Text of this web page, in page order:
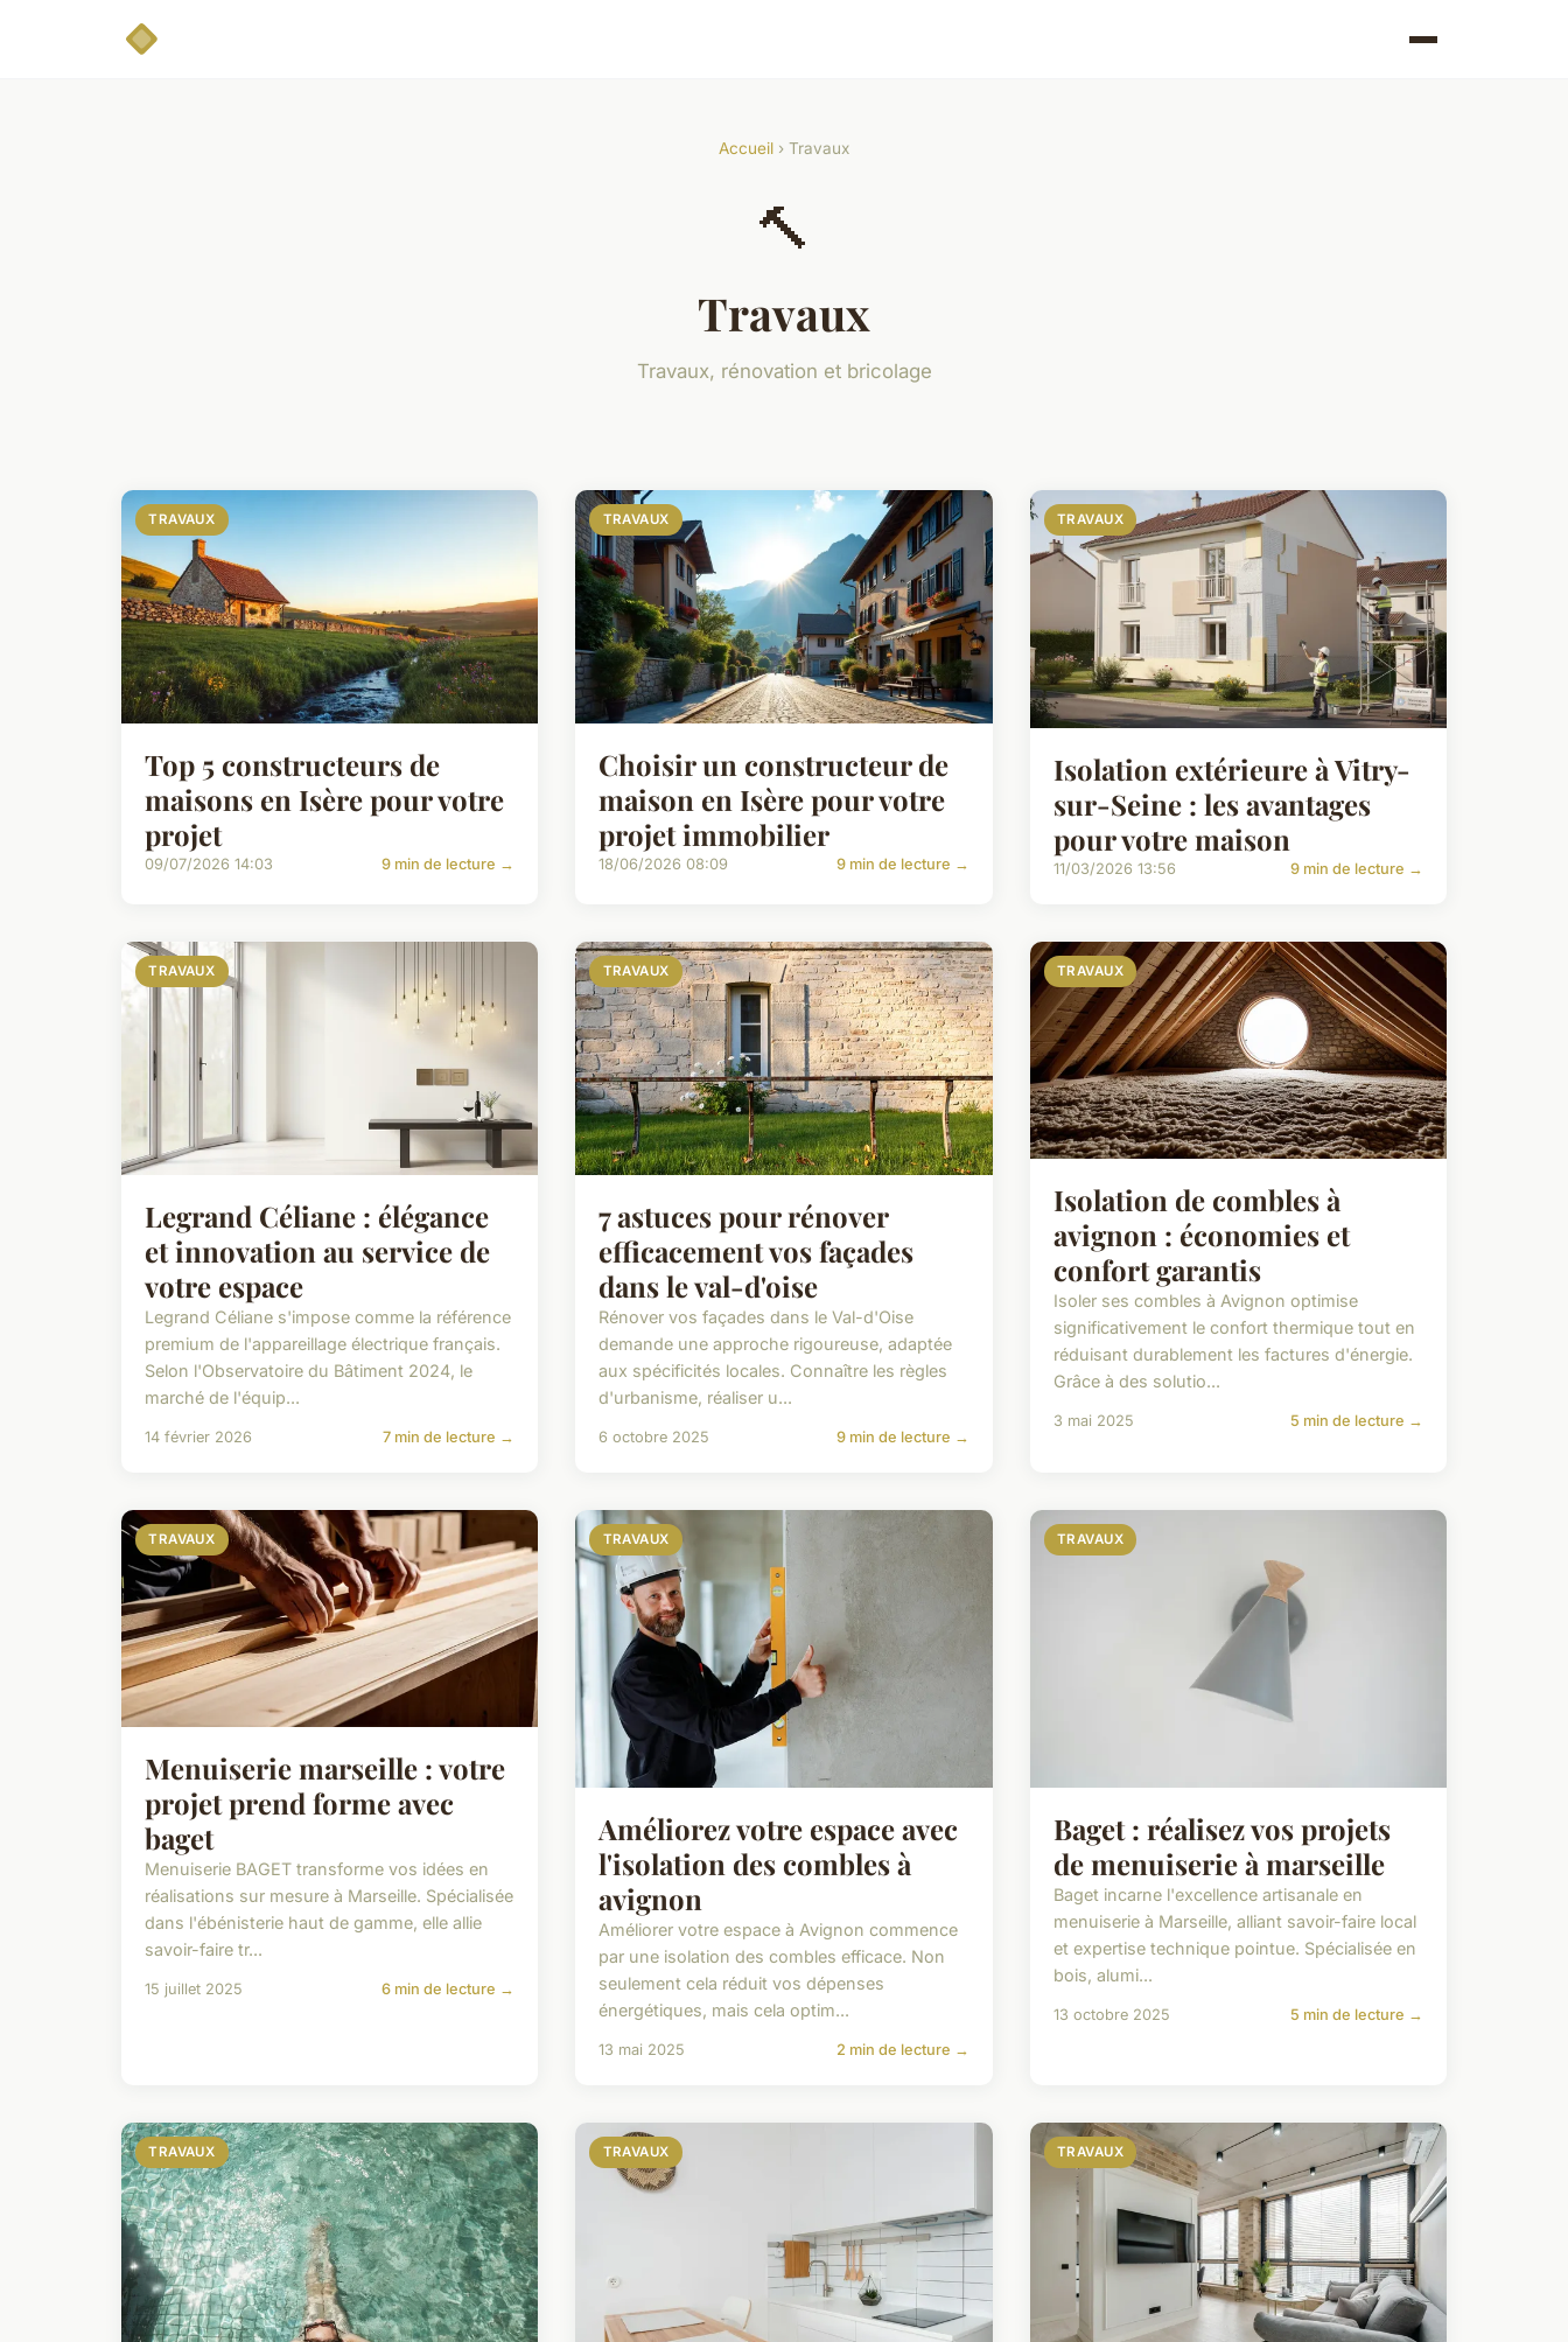
Accueil › Travaux
🔨
Travaux
Travaux, rénovation et bricolage
TRAVAUX
Top 5 constructeurs de
maisons en Isère pour votre
projet
09/07/2026 14:03 9 min de lecture →
TRAVAUX
Choisir un constructeur de
maison en Isère pour votre
projet immobilier
18/06/2026 08:09 9 min de lecture →
TRAVAUX
Isolation extérieure à Vitry-
sur-Seine : les avantages
pour votre maison
11/03/2026 13:56 9 min de lecture →
TRAVAUX
Legrand Céliane : élégance
et innovation au service de
votre espace
Legrand Céliane s'impose comme la référence
premium de l'appareillage électrique français.
Selon l'Observatoire du Bâtiment 2024, le
marché de l'équip...
14 février 2026 7 min de lecture →
TRAVAUX
7 astuces pour rénover
efficacement vos façades
dans le val-d'oise
Rénover vos façades dans le Val-d'Oise
demande une approche rigoureuse, adaptée
aux spécificités locales. Connaître les règles
d'urbanisme, réaliser u...
6 octobre 2025 9 min de lecture →
TRAVAUX
Isolation de combles à
avignon : économies et
confort garantis
Isoler ses combles à Avignon optimise
significativement le confort thermique tout en
réduisant durablement les factures d'énergie.
Grâce à des solutio...
3 mai 2025 5 min de lecture →
TRAVAUX
Menuiserie marseille : votre
projet prend forme avec
baget
Menuiserie BAGET transforme vos idées en
réalisations sur mesure à Marseille. Spécialisée
dans l'ébénisterie haut de gamme, elle allie
savoir-faire tr...
15 juillet 2025 6 min de lecture →
TRAVAUX
Améliorez votre espace avec
l'isolation des combles à
avignon
Améliorer votre espace à Avignon commence
par une isolation des combles efficace. Non
seulement cela réduit vos dépenses
énergétiques, mais cela optim...
13 mai 2025 2 min de lecture →
TRAVAUX
Baget : réalisez vos projets
de menuiserie à marseille
Baget incarne l'excellence artisanale en
menuiserie à Marseille, alliant savoir-faire local
et expertise technique pointue. Spécialisée en
bois, alumi...
13 octobre 2025 5 min de lecture →
TRAVAUX TRAVAUX TRAVAUX